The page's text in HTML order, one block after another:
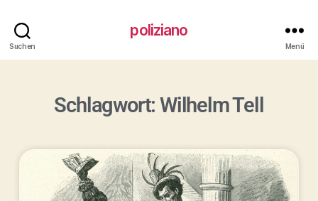
Suchen
poliziano
Menü
Schlagwort: Wilhelm Tell